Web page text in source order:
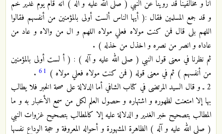
أنا و مخالفينا قد روينا عن النبي ( صلى الله عليه و آله ) أنه قام يوم غدير خم
و قد جمع المسلمين فقال :( أيها الناس ألست أولى بالمؤمنين من أنفسهم فقالوا
اللهم بلى قال فمن كنت مولاه فعلي مولاه اللهم و ال من والاه و عاد من
عاداه و انصر من نصره و اخذل من خذله ) .
ثم نظرنا في معنى قول النبي ( صلى الله عليه و آله ) : ( أ لست أولى بالمؤمنين
من أنفسهم ) ثم في معنى قوله ( فمن كنت مولاه فعلي مولاه ) 61
.
2 ـ و قال السيد المرتضى في كتاب الشافي أما الدلالة على صحة الخبر فلا يطالب
بها إلا امتعنت لظهوره و اشتهاره و حصول العلم لكل من سمع الأخبار به و ما
المطالب بتصحيح خبر الغدير و الدلالة عليه إلا كالمطالب بتصحيح غزوات النبي
( صلى الله عليه و آله ) الظاهرة المشهورة و أحواله المعروفة و حجة الوداع نفسها